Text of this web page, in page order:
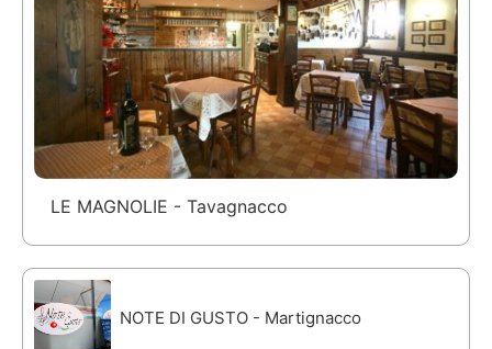
LE MAGNOLIE - Tavagnacco
NOTE DI GUSTO - Martignacco